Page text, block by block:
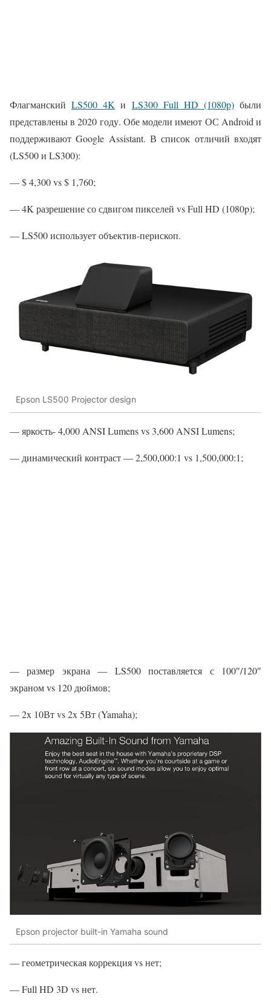
ФлагманскийLS500 4K и LS300 Full HD (1080p)были
представлены в 2020 году. Обе модели имеют ОС Android и
поддерживают Google Assistant. В список отличий входят
(LS500 и LS300):
— $ 4,300 vs $ 1,760;
— 4K разрешение со сдвигом пикселей vs Full HD (1080p);
— LS500 использует объектив-перископ.
Epson LS500 Projector design
— яркость- 4,000 ANSI Lumens vs 3,600 ANSI Lumens;
— динамический контраст — 2,500,000:1 vs 1,500,000:1;
— размер экрана — LS500 поставляется с 100″/120″
экраном vs 120 дюймов;
— 2x 10Вт vs 2x 5Вт (Yamaha);
Epson projector built-in Yamaha sound
— геометрическая коррекция vs нет;
— Full HD 3D vs нет.